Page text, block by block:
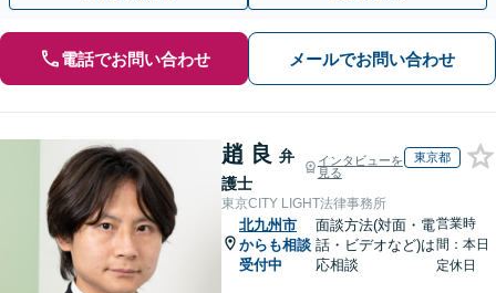
電話でお問い合わせ メールでお問い合わせ
趙 良 弁
護士
インタビューを
見る
東京都
東京CITY LIGHT法律事務所
北九州市
からも相談
受付中
面談方法(対面・電
話・ビデオなど)は
応相談
営業時
間：本日
定休日